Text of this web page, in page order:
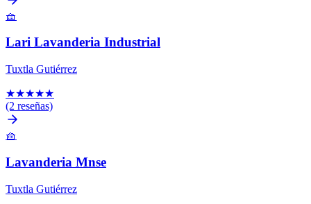
🧺
Lari Lavanderia Industrial
Tuxtla Gutiérrez
★★★★★
(2 reseñas)
🧺
Lavanderia Mnse
Tuxtla Gutiérrez